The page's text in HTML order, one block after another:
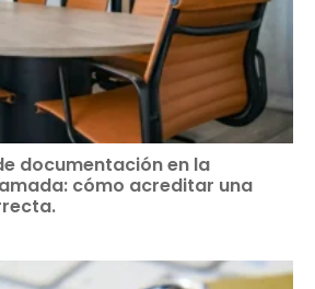
documentación en la
cómo acreditar una